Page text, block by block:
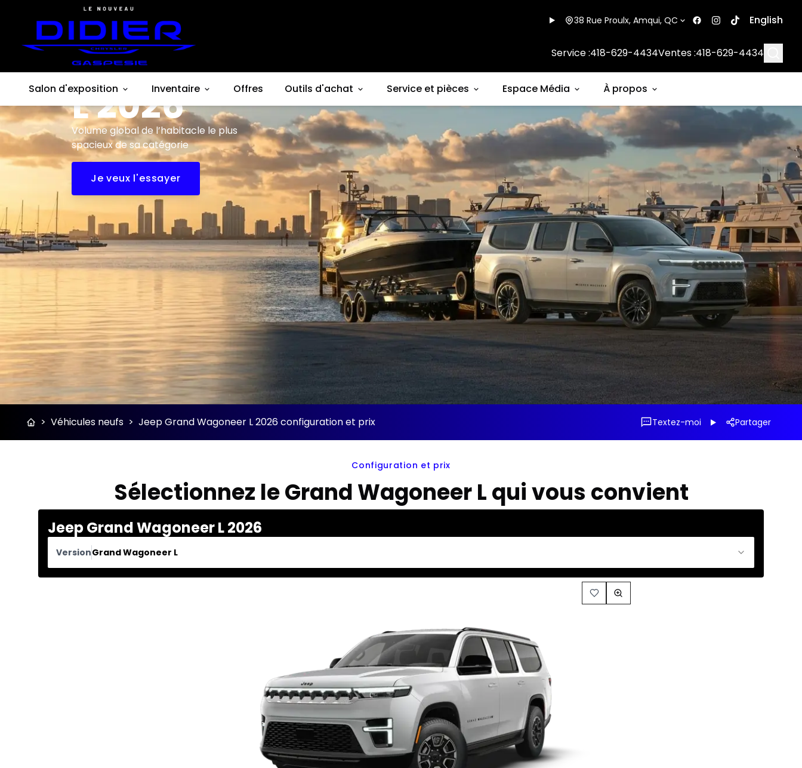
38 Rue Proulx, Amqui, QC English
Service :418-629-4434Ventes :418-629-4434
Salon d'exposition Inventaire Offres Outils d'achat Service et pièces Espace Média À propos
Grand
Wagoneer
L 2026
Volume global de l’habitacle le plus
spacieux de sa catégorie
Je veux l'essayer
> Véhicules neufs > Jeep Grand Wagoneer L 2026 configuration et prix Textez-moi Partager
Configuration et prix
Sélectionnez le Grand Wagoneer L qui vous convient
Jeep Grand Wagoneer L 2026
VersionGrand Wagoneer L